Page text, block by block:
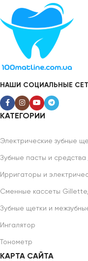
НАШИ СОЦИАЛЬНЫЕ
КАТЕГОРИИ
Электрические зубные
Зубные пасты и
Ирригаторы и
Сменные кассеты Gillette,
Зубные щетки и
Ингалятор
Тонометр
КАРТА САЙТА